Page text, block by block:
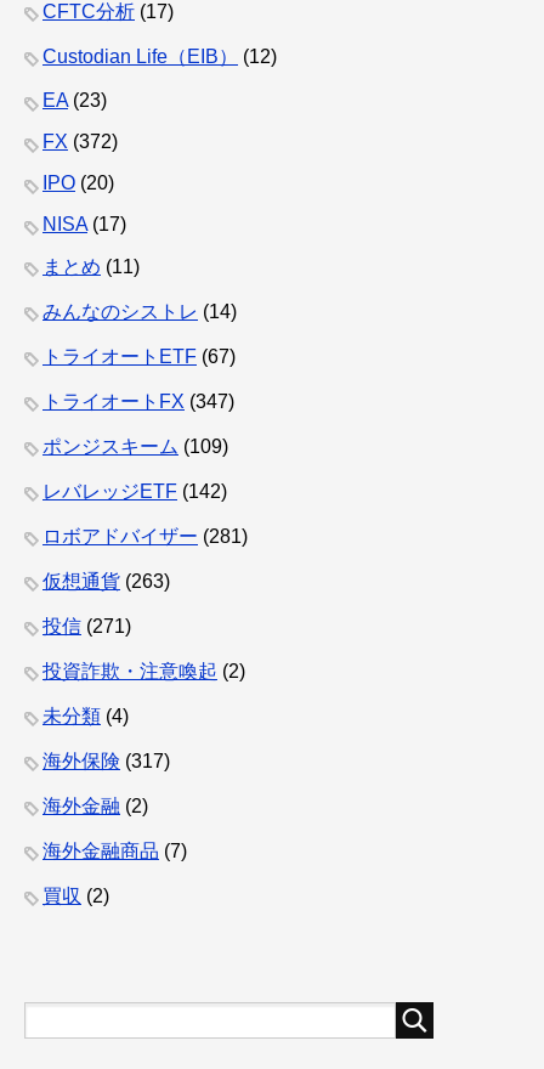
CFTC分析 (17)
Custodian Life（EIB） (12)
EA(23)
FX (372)
IPO (20)
NISA(17)
まとめ (11)
みんなのシストレ (14)
トライオートETF (67)
トライオートFX (347)
ポンジスキーム (109)
レバレッジETF (142)
ロボアドバイザー (281)
仮想通貨 (263)
投信 (271)
投資詐欺・注意喚起 (2)
未分類 (4)
海外保険 (317)
海外金融 (2)
海外金融商品 (7)
買収 (2)